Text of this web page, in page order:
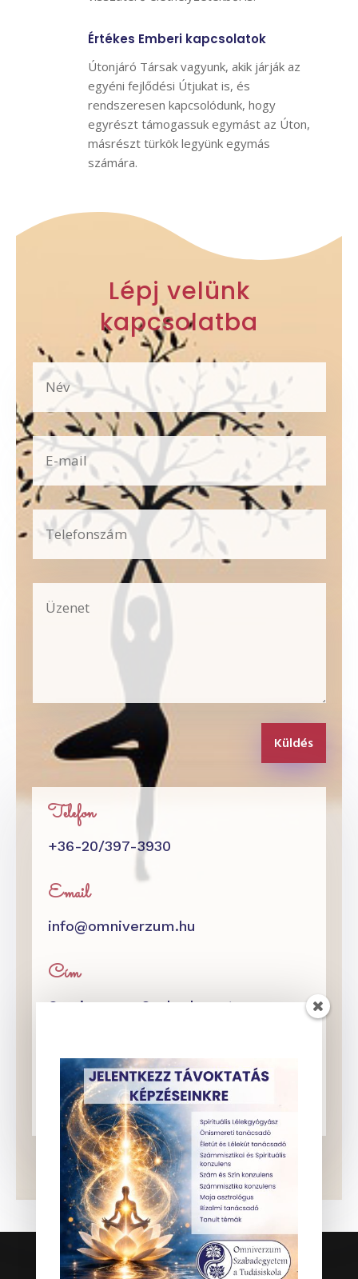
Értékes Emberi kapcsolatok
Útonjáró Társak vagyunk, akik járják az
egyéni fejlődési Útjukat is, és
rendszeresen kapcsolódunk, hogy
egyrészt támogassuk egymást az Úton,
másrészt türkök legyünk egymás
számára.
Lépj velünk
kapcsolatba
Küldés
Telefon
+36-20/397-3930
Email
info@omniverzum.hu
Cím
Omniverzum Szabadegyetem
2 emelet 5.
82-es kapucsengő